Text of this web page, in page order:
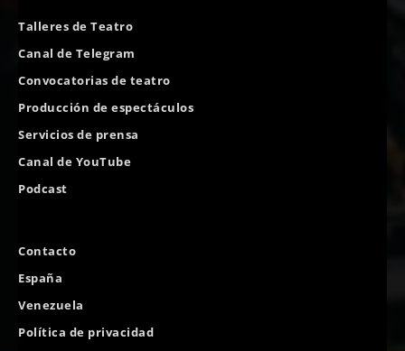
Talleres de Teatro
Canal de Telegram
Convocatorias de teatro
Producción de espectáculos
Servicios de prensa
Canal de YouTube
Podcast
Contacto
España
Venezuela
Política de privacidad